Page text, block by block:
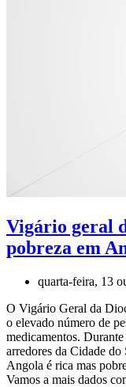
Vigário geral
pobreza em
quarta-feira, 13
O Vigário Geral da
o elevado número de
medicamentos.
arredores da Cidade
Angola é rica mas
Vamos a mais dados